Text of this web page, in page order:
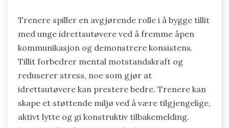
Trenere spiller en avgjørende rolle i å bygge tillit
med unge idrettsutøvere ved å fremme åpen
kommunikasjon og demonstrere konsistens.
Tillit forbedrer mental motstandskraft og
reduserer stress, noe som gjør at
idrettsutøvere kan prestere bedre. Trenere kan
skape et støttende miljø ved å være tilgjengelige,
aktivt lytte og gi konstruktiv tilbakemelding.